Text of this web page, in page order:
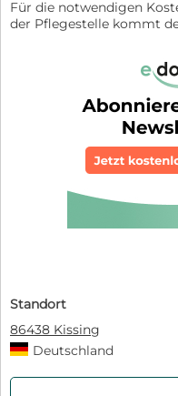
Für die notwendigen
der Pflegestelle kommt
Standort
86438 Kissing
Deutschland